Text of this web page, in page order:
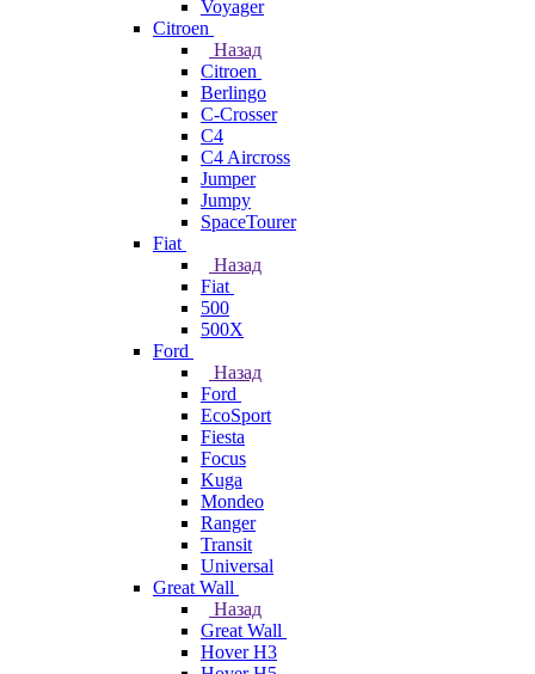
Voyager
Citroen
Назад
Citroen
Berlingo
C-Crosser
C4
C4 Aircross
Jumper
Jumpy
SpaceTourer
Fiat
Назад
Fiat
500
500X
Ford
Назад
Ford
EcoSport
Fiesta
Focus
Kuga
Mondeo
Ranger
Transit
Universal
Great Wall
Назад
Great Wall
Hover H3